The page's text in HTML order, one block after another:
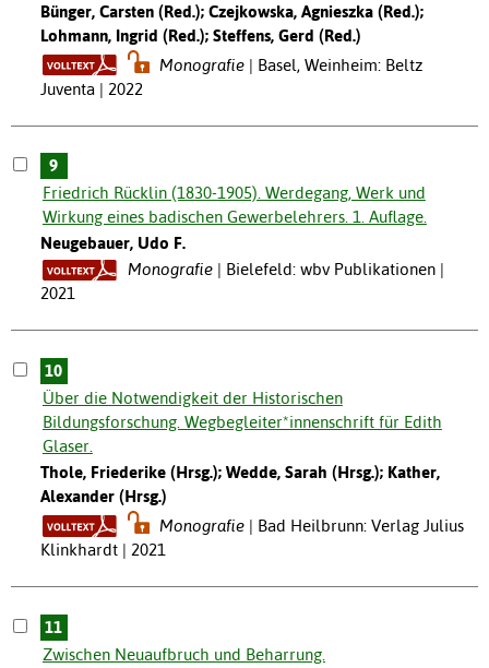
Bünger, Carsten (Red.); Czejkowska, Agnieszka (Red.);
Lohmann, Ingrid (Red.); Steffens, Gerd (Red.)
Monografie
Basel, Weinheim: Beltz
Juventa | 2022
9
Friedrich Rücklin (1830-1905). Werdegang, Werk und
Wirkung eines badischen Gewerbelehrers. 1. Auflage.
Neugebauer, Udo F.
Monografie
Bielefeld: wbv Publikationen |
2021
10
Über die Notwendigkeit der Historischen
Bildungsforschung. Wegbegleiter*innenschrift für Edith
Glaser.
Thole, Friederike (Hrsg.); Wedde, Sarah (Hrsg.); Kather,
Alexander (Hrsg.)
Monografie
Bad Heilbrunn: Verlag Julius
Klinkhardt | 2021
11
Zwischen Neuaufbruch und Beharrung.